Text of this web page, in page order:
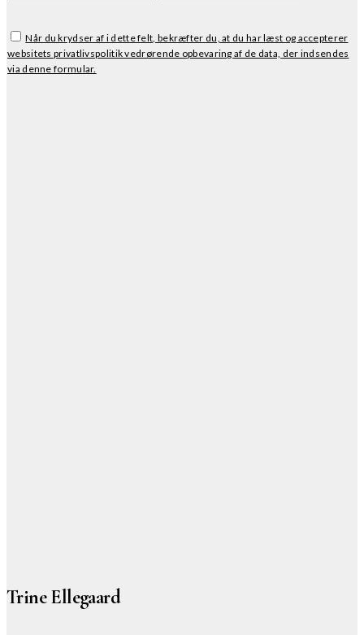
Når du krydser af i dette felt, bekræfter du, at du har læst og accepterer
websitets privatlivspolitik vedrørende opbevaring af de data, der indsendes
via denne formular.
Trine Ellegaard